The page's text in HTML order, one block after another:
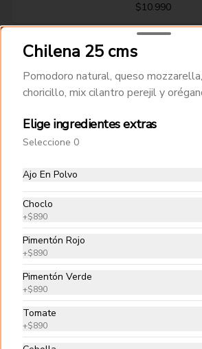
$10.990
King Del Mar
Pomodoro
ostiones,
ciboulette y
$13.490
Hamburguesas Angus
Hamburguesa de 180 gr. de Carne Angus
Carne angus,
salteada,
Chilena 25 cms
Pomodoro natural, queso
choricillo, mix cilantro perejil y
Elige ingredientes extras
Seleccione 0
Ajo En Polvo
Choclo
+$890
Pimentón Rojo
+$890
Pimentón Verde
+$890
Tomate
+$890